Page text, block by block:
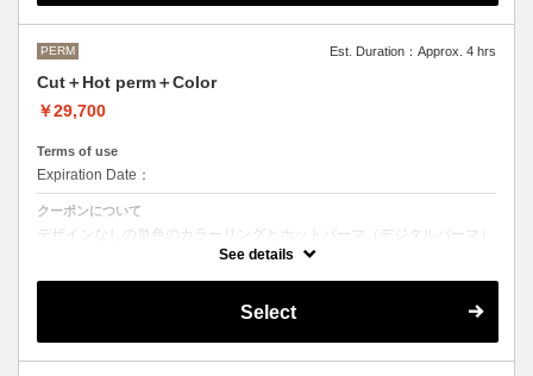
PERM Est. Duration：Approx. 4 hrs
Cut＋Hot perm＋Color
￥29,700
Terms of use
Expiration Date：
クーポンについて
デザインなしの単色のカラーリングとホットパーマ（デジタルパーマ）
M ¥＋1100 L¥＋1650 LL¥＋2200
See details
Select